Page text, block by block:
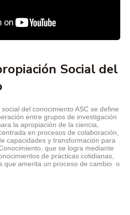
Social del
del conocimiento ASC se define
entre grupos de investigación
la apropiación de la ciencia,
en procesos de colaboración,
capacidades y transformación para
que se logra mediante
de prácticas cotidianas,
que amerita un proceso de cambio o